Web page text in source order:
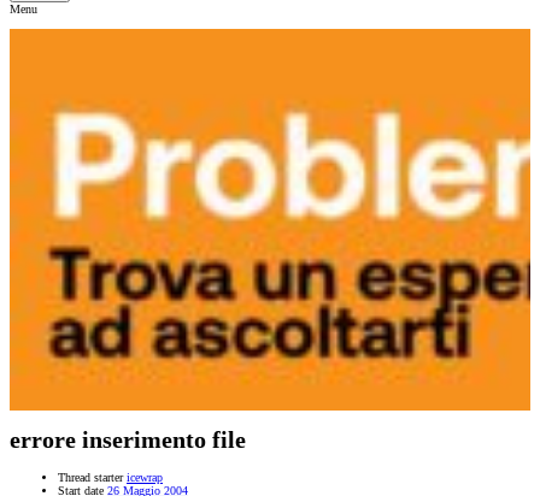
Menu
errore inserimento file
Thread starter icewrap
Start date 26 Maggio 2004